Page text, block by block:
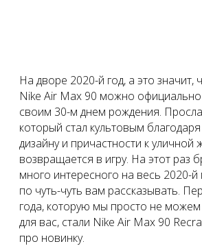
На дворе 2020-й год, а это значит,
Nike Air Max 90 можно официально
своим 30-м днем рождения.
который стал культовым
дизайну и причастности к уличной
возвращается в игру. На этот раз
много интересного на весь 2020-
по чуть-чуть вам рассказывать.
года, которую мы просто не можем
для вас, стали Nike Air Max 90
про новинку.